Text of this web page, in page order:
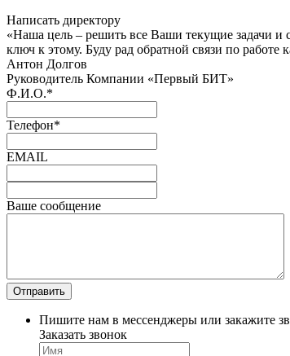
Написать директору
«Наша цель – решить все Ваши текущие задачи и
ключ к этому. Буду рад обратной связи по работе
Антон Долгов
Руководитель Компании «Первый БИТ»
Ф.И.О.*
Телефон*
EMAIL
Ваше сообщение
Пишите нам в мессенджеры или закажите
Заказать звонок